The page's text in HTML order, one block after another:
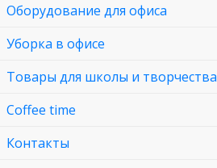
Оборудование для офиса
Уборка в офисе
Товары для школы и творчества
Coffee time
Контакты